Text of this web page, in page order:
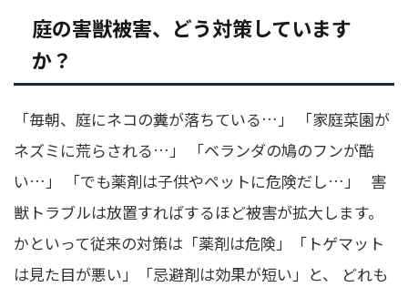
庭の害獣被害、どう対策しています
か？
「毎朝、庭にネコの糞が落ちている…」 「家庭菜園が
ネズミに荒らされる…」 「ベランダの鳩のフンが酷
い…」 「でも薬剤は子供やペットに危険だし…」 害
獣トラブルは放置すればするほど被害が拡大します。
かといって従来の対策は「薬剤は危険」「トゲマット
は見た目が悪い」「忌避剤は効果が短い」と、 どれも